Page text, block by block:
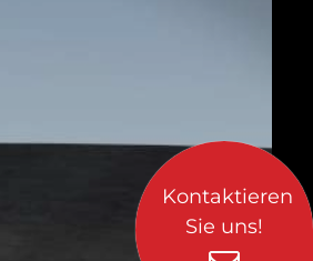
Kontaktieren
Sie uns!